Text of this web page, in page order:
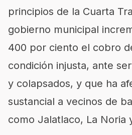
principios de la Cuarta
gobierno municipal
400 por ciento el cobro
condición injusta, ante
y colapsados, y que ha
sustancial a vecinos de
como Jalatlaco, La Noria